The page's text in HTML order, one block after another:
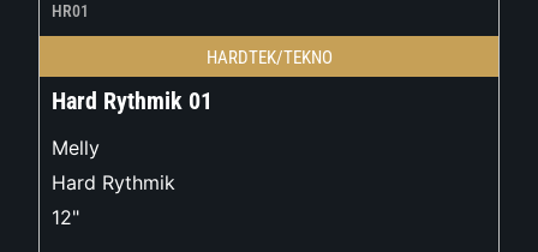
HR01
HARDTEK/TEKNO
Hard Rythmik 01
Melly
Hard Rythmik
12"